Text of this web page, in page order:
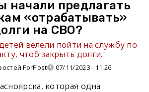
начали предлагать
«отрабатывать»
на СВО?
велели пойти на службу по
чтоб закрыть долги.
ForPost 07/11/2023 - 11:26
которая одна